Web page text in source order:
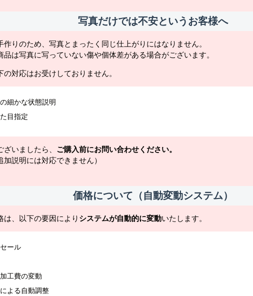
写真だけでは不安というお客様へ
作りのため、写真とまったく同じ仕上がりにはなりません。
品は写真に写っていない傷や個体差がある場合がございます。
の対応はお受けしておりません。
細かな状態説明
目指定
ざいましたら、 ご購入前にお問い合わせください。
加説明には対応できません）
価格について（自動変動システム）
は、以下の要因により システムが自動的に変動いたします。
ール
工費の変動
よる自動調整